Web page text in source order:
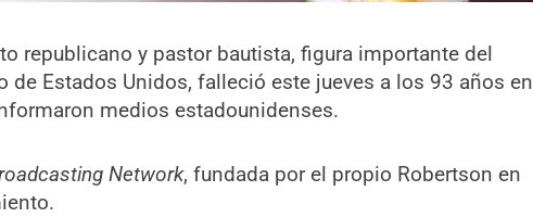
republicano y pastor bautista, figura importante del
de Estados Unidos, falleció este jueves a los 93 años en
medios estadounidenses.
Network, fundada por el propio Robertson en